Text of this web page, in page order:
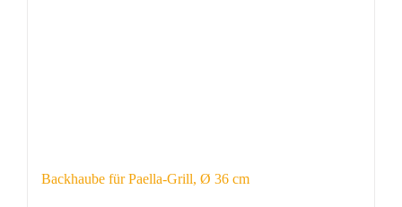
Backhaube für Paella-Grill, Ø 36 cm